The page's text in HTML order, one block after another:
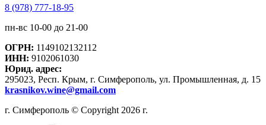
8 (978) 777-18-95
пн-вс 10-00 до 21-00
ОГРН: 1149102132112
ИНН: 9102061030
Юрид. адрес:
295023, Респ. Крым, г. Симферополь, ул. Промышленная, д. 15
krasnikov.wine@gmail.com
г. Симферополь © Copyright 2026 г.